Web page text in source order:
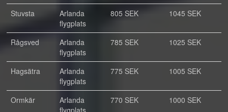
Stuvsta
Arlanda
flygplats
805 SEK 1045 SEK
Rågsved
Arlanda
flygplats
785 SEK 1025 SEK
Hagsätra
Arlanda
flygplats
775 SEK 1005 SEK
Ormkär
Arlanda
flygplats
770 SEK 1000 SEK